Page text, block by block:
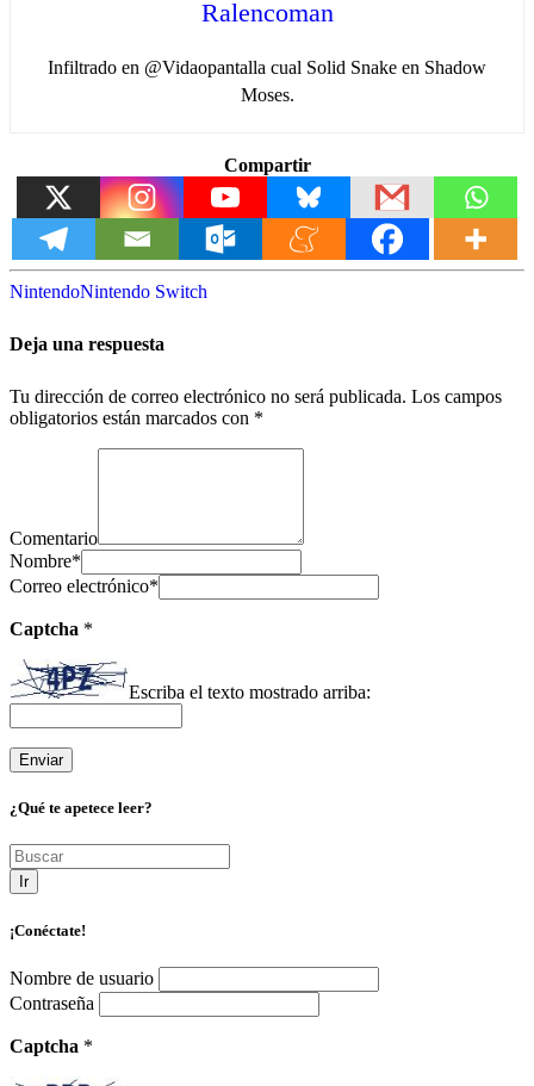
Ralencoman
Infiltrado en @Vidaopantalla cual Solid Snake en Shadow
Moses.
Compartir
NintendoNintendo Switch
Deja una respuesta
Tu dirección de correo electrónico no será publicada. Los campos
obligatorios están marcados con *
Comentario
Nombre*
Correo electrónico*
Captcha *
Escriba el texto mostrado arriba:
¿Qué te apetece leer?
Ir
¡Conéctate!
Nombre de usuario
Contraseña
Captcha *